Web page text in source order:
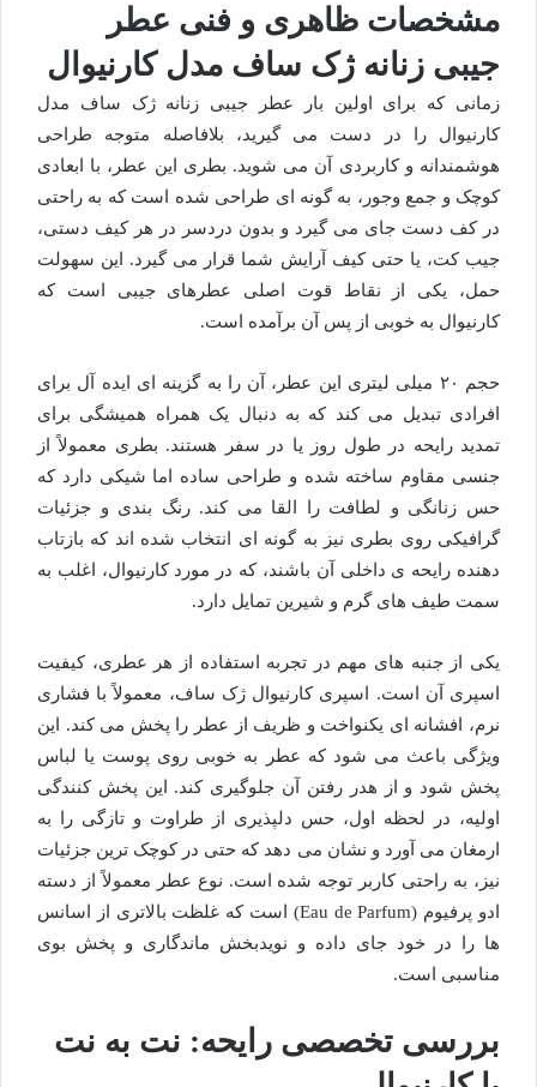
مشخصات ظاهری و فنی عطر
جیبی زنانه ژک ساف مدل کارنیوال
زمانی که برای اولین بار عطر جیبی زنانه ژک ساف مدل
کارنیوال را در دست می گیرید، بلافاصله متوجه طراحی
هوشمندانه و کاربردی آن می شوید. بطری این عطر، با ابعادی
کوچک و جمع وجور، به گونه ای طراحی شده است که به راحتی
در کف دست جای می گیرد و بدون دردسر در هر کیف دستی،
جیب کت، یا حتی کیف آرایش شما قرار می گیرد. این سهولت
حمل، یکی از نقاط قوت اصلی عطرهای جیبی است که
کارنیوال به خوبی از پس آن برآمده است.
حجم ۲۰ میلی لیتری این عطر، آن را به گزینه ای ایده آل برای
افرادی تبدیل می کند که به دنبال یک همراه همیشگی برای
تمدید رایحه در طول روز یا در سفر هستند. بطری معمولاً از
جنسی مقاوم ساخته شده و طراحی ساده اما شیکی دارد که
حس زنانگی و لطافت را القا می کند. رنگ بندی و جزئیات
گرافیکی روی بطری نیز به گونه ای انتخاب شده اند که بازتاب
دهنده رایحه ی داخلی آن باشند، که در مورد کارنیوال، اغلب به
سمت طیف های گرم و شیرین تمایل دارد.
یکی از جنبه های مهم در تجربه استفاده از هر عطری، کیفیت
اسپری آن است. اسپری کارنیوال ژک ساف، معمولاً با فشاری
نرم، افشانه ای یکنواخت و ظریف از عطر را پخش می کند. این
ویژگی باعث می شود که عطر به خوبی روی پوست یا لباس
پخش شود و از هدر رفتن آن جلوگیری کند. این پخش کنندگی
اولیه، در لحظه اول، حس دلپذیری از طراوت و تازگی را به
ارمغان می آورد و نشان می دهد که حتی در کوچک ترین جزئیات
نیز، به راحتی کاربر توجه شده است. نوع عطر معمولاً از دسته
ادو پرفیوم (Eau de Parfum) است که غلظت بالاتری از اسانس
ها را در خود جای داده و نویدبخش ماندگاری و پخش بوی
مناسبی است.
بررسی تخصصی رایحه: نت به نت